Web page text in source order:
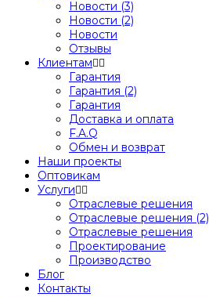
Новости (3)
Новости (2)
Новости
Отзывы
Клиентам
Гарантия
Гарантия (2)
Гарантия
Доставка и оплата
F.A.Q
Обмен и возврат
Наши проекты
Оптовикам
Услуги
Отраслевые решения
Отраслевые решения (2)
Отраслевые решения
Проектирование
Производство
Блог
Контакты